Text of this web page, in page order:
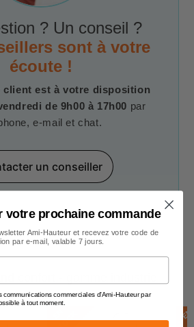
? Un conseil ?
sont à votre
écoute !
client est à votre disposition
de 9h00 à 17h00 par
e-mail et chat.
un conseiller
E
N
S
T
O
C
votre prochaine commande
Ami-Hauteur et recevez votre code de
par e-mail, valable 7 jours.
communications commerciales d'Ami-Hauteur par
à tout moment.